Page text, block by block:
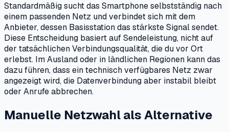
Standardmäßig sucht das Smartphone selbstständig nach
einem passenden Netz und verbindet sich mit dem
Anbieter, dessen Basisstation das stärkste Signal sendet.
Diese Entscheidung basiert auf Sendeleistung, nicht auf
der tatsächlichen Verbindungsqualität, die du vor Ort
erlebst. Im Ausland oder in ländlichen Regionen kann das
dazu führen, dass ein technisch verfügbares Netz zwar
angezeigt wird, die Datenverbindung aber instabil bleibt
oder Anrufe abbrechen.
Manuelle Netzwahl als Alternative